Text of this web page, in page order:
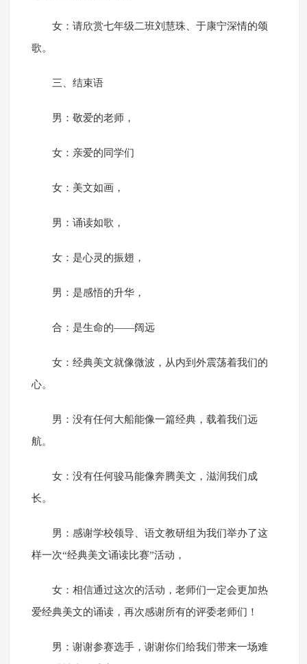
女：请欣赏七年级二班刘慧珠、于康宁深情的颂
歌。
三、结束语
男：敬爱的老师，
女：亲爱的同学们
女：美文如画，
男：诵读如歌，
女：是心灵的振翅，
男：是感悟的升华，
合：是生命的——阔远
女：经典美文就像微波，从内到外震荡着我们的
心。
男：没有任何大船能像一篇经典，载着我们远
航。
女：没有任何骏马能像奔腾美文，滋润我们成
长。
男：感谢学校领导、语文教研组为我们举办了这
样一次“经典美文诵读比赛”活动，
女：相信通过这次的活动，老师们一定会更加热
爱经典美文的诵读，再次感谢所有的评委老师们！
男：谢谢参赛选手，谢谢你们给我们带来一场难